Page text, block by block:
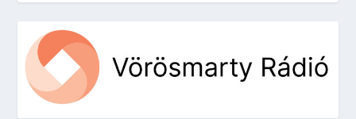
Vörösmarty Rádió